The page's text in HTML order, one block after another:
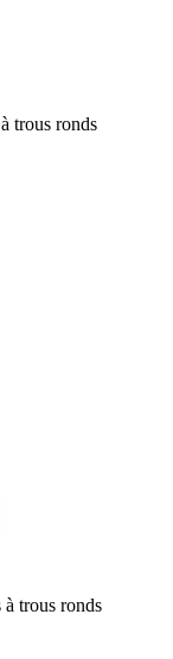
trous ronds
trous ronds